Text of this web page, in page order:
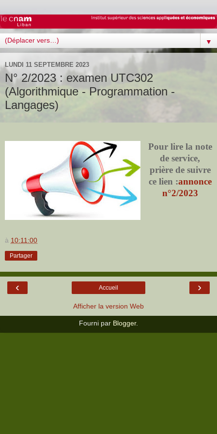
▼
LUNDI 11 SEPTEMBRE 2023
N° 2/2023 : examen UTC302
(Algorithmique - Programmation -
Langages)
Pour lire la note
de service,
prière de suivre
ce lien :annonce
n°2/2023
à 10:11:00
Partager
‹ ›
Accueil
Afficher la version Web
Fourni par Blogger.